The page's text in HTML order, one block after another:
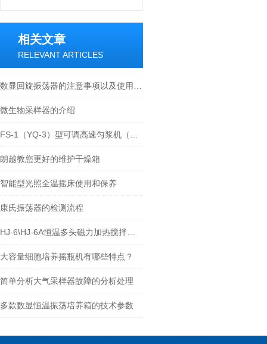
相关文章
RELEVANT ARTICLES
微生物采样器的介绍
朗越教您更好的维护干燥箱
智能型光照全温摇床使用和保养
康氏振荡器的检测流程
大容量细胞培养摇瓶机有哪些特点？
简单分析大气采样器故障的分析处理
多款数显恒温振荡培养箱的技术参数